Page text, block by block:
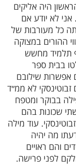
היה אליקים
אני לא יודע אם
כל מעורבות של
ההורים במצוקה
תלמיד מחשש
בבית ספר
אפשרות שילובם
זבוטינסקי לא ממ״ד
בבוקר ומטפח
שכונות בהם
עוד מילה
מה יהיה
והם ראויים
לפני פרישה.